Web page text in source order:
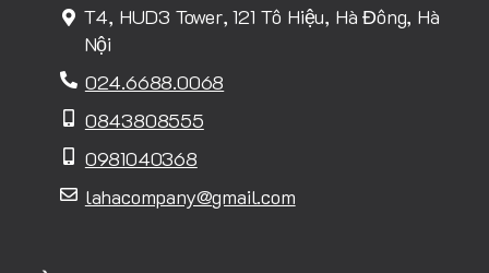
T4, HUD3 Tower, 121 Tô Hiệu, Hà Đông, Hà
Nội
024.6688.0068
0843808555
0981040368
lahacompany@gmail.com